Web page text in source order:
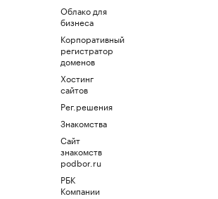
Облако для
бизнеса
Корпоративный
регистратор
доменов
Хостинг
сайтов
Рег.решения
Знакомства
Сайт
знакомств
podbor.ru
РБК
Компании